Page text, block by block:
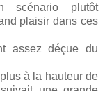
scénario plutôt
plaisir dans ces
assez déçue du
à la hauteur de